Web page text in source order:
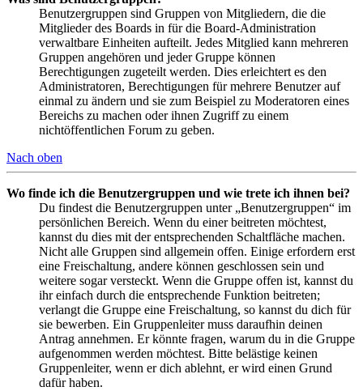
Benutzergruppen sind Gruppen von Mitgliedern, die die
Mitglieder des Boards in für die Board-Administration
verwaltbare Einheiten aufteilt. Jedes Mitglied kann mehreren
Gruppen angehören und jeder Gruppe können
Berechtigungen zugeteilt werden. Dies erleichtert es den
Administratoren, Berechtigungen für mehrere Benutzer auf
einmal zu ändern und sie zum Beispiel zu Moderatoren eines
Bereichs zu machen oder ihnen Zugriff zu einem
nichtöffentlichen Forum zu geben.
Nach oben
Wo finde ich die Benutzergruppen und wie trete ich ihnen bei?
Du findest die Benutzergruppen unter „Benutzergruppen“ im
persönlichen Bereich. Wenn du einer beitreten möchtest,
kannst du dies mit der entsprechenden Schaltfläche machen.
Nicht alle Gruppen sind allgemein offen. Einige erfordern erst
eine Freischaltung, andere können geschlossen sein und
weitere sogar versteckt. Wenn die Gruppe offen ist, kannst du
ihr einfach durch die entsprechende Funktion beitreten;
verlangt die Gruppe eine Freischaltung, so kannst du dich für
sie bewerben. Ein Gruppenleiter muss daraufhin deinen
Antrag annehmen. Er könnte fragen, warum du in die Gruppe
aufgenommen werden möchtest. Bitte belästige keinen
Gruppenleiter, wenn er dich ablehnt, er wird einen Grund
dafür haben.